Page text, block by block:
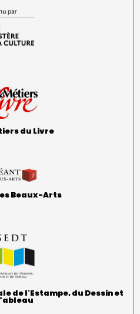
du Livre
Beaux-Arts
de l'Estampe, du Dessin et